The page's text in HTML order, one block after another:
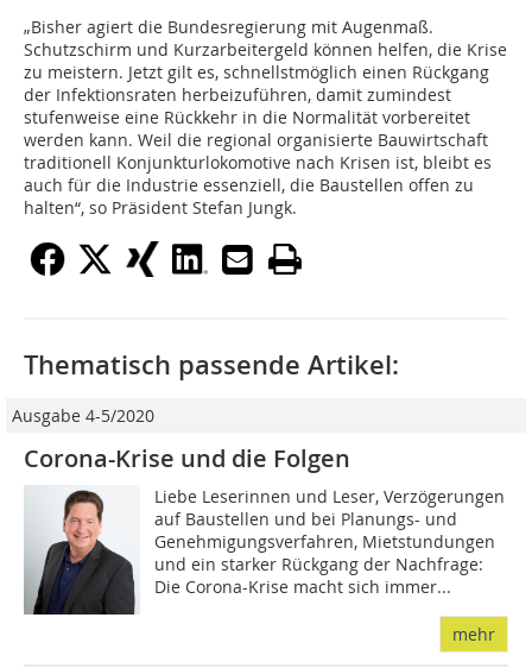
„Bisher agiert die Bundesregierung mit Augenmaß.
Schutzschirm und Kurzarbeitergeld können helfen, die Krise
zu meistern. Jetzt gilt es, schnellstmöglich einen Rückgang
der Infektionsraten herbeizuführen, damit zumindest
stufenweise eine Rückkehr in die Normalität vorbereitet
werden kann. Weil die regional organisierte Bauwirtschaft
traditionell Konjunkturlokomotive nach Krisen ist, bleibt es
auch für die Industrie essenziell, die Baustellen offen zu
halten“, so Präsident Stefan Jungk.
Thematisch passende Artikel:
Ausgabe 4-5/2020
Corona-Krise und die Folgen
Liebe Leserinnen und Leser, Verzögerungen
auf Baustellen und bei Planungs- und
Genehmigungsverfahren, Mietstundungen
und ein starker Rückgang der Nachfrage:
Die Corona-Krise macht sich immer...
mehr